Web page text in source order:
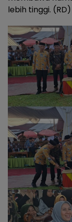
lebih tinggi. (RD)